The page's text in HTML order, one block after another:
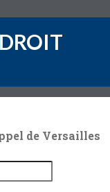
de Versailles